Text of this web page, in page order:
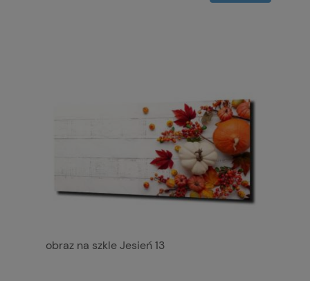
obraz na szkle Jesień 13